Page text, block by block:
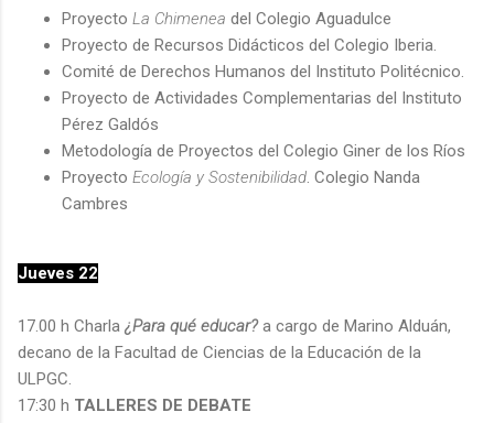
Proyecto La Chimenea del Colegio Aguadulce
Proyecto de Recursos Didácticos del Colegio Iberia.
Comité de Derechos Humanos del Instituto Politécnico.
Proyecto de Actividades Complementarias del Instituto
Pérez Galdós
Metodología de Proyectos del Colegio Giner de los Ríos
Proyecto Ecología y Sostenibilidad . Colegio Nanda
Cambres
Jueves 22
17.00 h Charla ¿Para qué educar?a cargo de Marino Alduán,
decano de la Facultad de Ciencias de la Educación de la
ULPGC.
17:30 h TALLERES DE DEBATE